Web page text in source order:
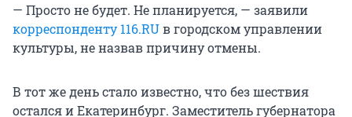
— Просто не будет. Не планируется, — заявили
корреспонденту 116.RUв городском управлении
культуры, не назвав причину отмены.
В тот же день стало известно, что без шествия
остался и Екатеринбург. Заместитель губернатора